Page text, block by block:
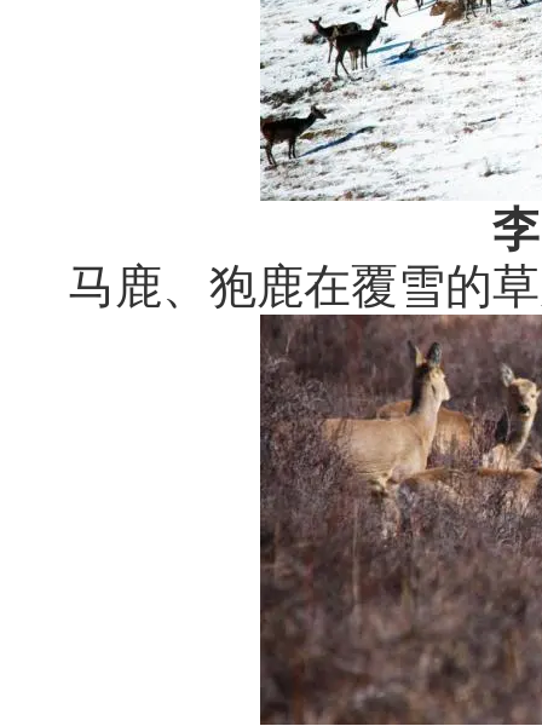
马鹿、狍鹿在覆雪的